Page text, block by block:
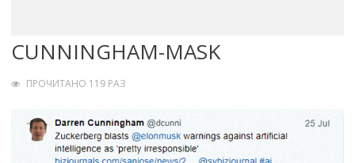
CUNNINGHAM-MASK
ПРОЧИТАНО 119 РАЗ